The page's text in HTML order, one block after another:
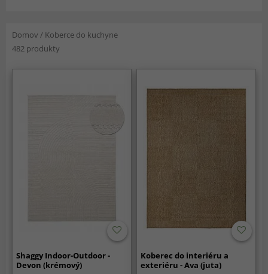
Domov / Koberce do kuchyne
482 produkty
Shaggy Indoor-Outdoor -
Devon (krémový)
Koberec do interiéru a
exteriéru - Ava (juta)